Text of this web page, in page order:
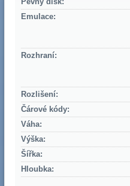
Emulace:
Rozhraní:
Rozlišení:
Čárové kódy:
Váha:
Výška:
Šířka:
Hloubka: